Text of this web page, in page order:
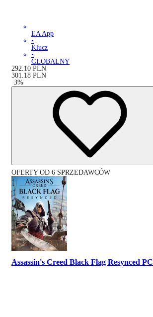
EA App
•
Klucz
•
GLOBALNY
292.10 PLN
301.18 PLN
-3%
OFERTY OD 6 SPRZEDAWCÓW
Assassin's Creed Black Flag Resynced PC